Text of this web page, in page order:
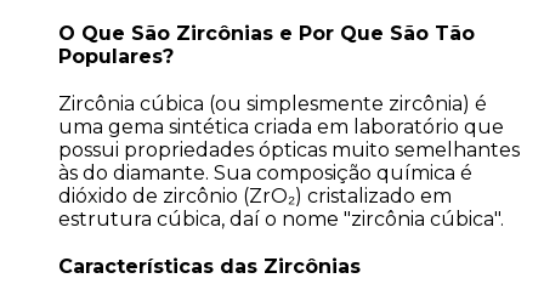
O Que São Zircônias e Por Que São Tão
Populares?
Zircônia cúbica (ou simplesmente zircônia) é
uma gema sintética criada em laboratório que
possui propriedades ópticas muito semelhantes
às do diamante. Sua composição química é
dióxido de zircônio (ZrO₂) cristalizado em
estrutura cúbica, daí o nome "zircônia cúbica".
Características das Zircônias